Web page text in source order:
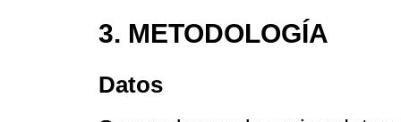
3. METODOLOGÍA
Datos